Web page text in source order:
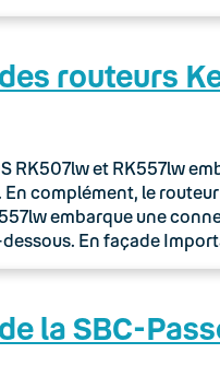
routeurs
RK507lw et RK557lw
En complément, le
embarque une
En façade
la SBC-